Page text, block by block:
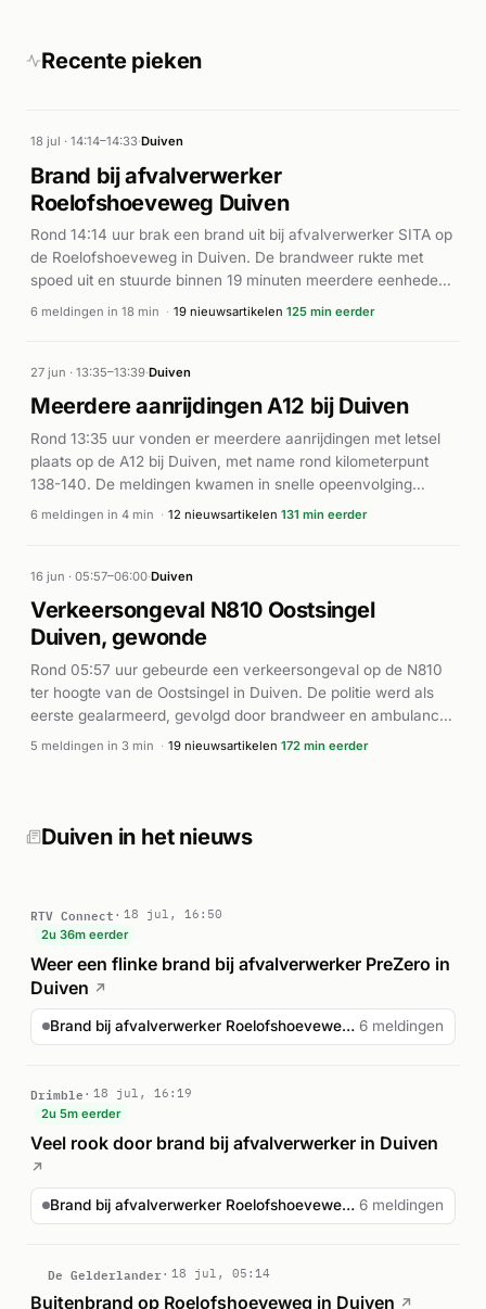
Recente pieken
18 jul · 14:14–14:33·Duiven
Brand bij afvalverwerker
Roelofshoeveweg Duiven
Rond 14:14 uur brak een brand uit bij afvalverwerker SITA op
de Roelofshoeveweg in Duiven. De brandweer rukte met
spoed uit en stuurde binnen 19 minuten meerdere eenheden
op af, waarbij de melding werd opgeschaald van buitenbrand
herhaalde brand betreft bij de afvalverwerkingslocatie, nu
ook onder de naam PreZero bekend. De brandweer had het
incident onder controle.
6 meldingen in 18 min · 19 nieuwsartikelen 125 min eerder
27 jun · 13:35–13:39·Duiven
Meerdere aanrijdingen A12 bij Duiven
Rond 13:35 uur vonden er meerdere aanrijdingen met letsel
plaats op de A12 bij Duiven, met name rond kilometerpunt
138-140. De meldingen kwamen in snelle opeenvolging
binnen, met een eCall-melding onder de eerste berichten.
bij Duiven op dezelfde dag, wat duidt op een drukke
verkeerssituatie in dat gebied.
6 meldingen in 4 min · 12 nieuwsartikelen 131 min eerder
16 jun · 05:57–06:00·Duiven
Verkeersongeval N810 Oostsingel
Duiven, gewonde
Rond 05:57 uur gebeurde een verkeersongeval op de N810
ter hoogte van de Oostsingel in Duiven. De politie werd als
eerste gealarmeerd, gevolgd door brandweer en ambulance
met spoed (P1 en A1). Volgens de nieuwsberichten raakte
en verzorgden medische hulp aan de gewonde. Er werd veel
schade gemeld aan zowel het voertuig als de infrastructuur
5 meldingen in 3 min · 19 nieuwsartikelen 172 min eerder
Duiven in het nieuws
RTV Connect
18 jul, 16:50
2u 36m eerder
Weer een flinke brand bij afvalverwerker PreZero in
Duiven ↗
Brand bij afvalverwerker Roelofshoeveweg Duiven 6 meldingen
Drimble
18 jul, 16:19
2u 5m eerder
Veel rook door brand bij afvalverwerker in Duiven
↗
Brand bij afvalverwerker Roelofshoeveweg Duiven 6 meldingen
De Gelderlander 18 jul, 05:14
Buitenbrand op Roelofshoeveweg in Duiven ↗